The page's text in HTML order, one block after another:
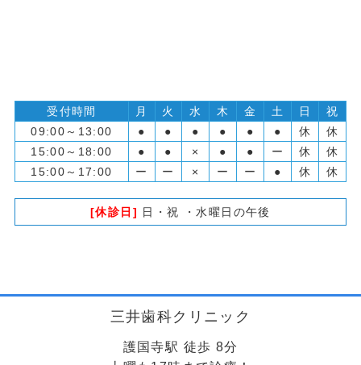
受付時間 月 火 水 木 金 土 日
祝
09:00～13:00
● ● ● ● ● ● 休
休
15:00～18:00
● ● × ● ● ー 休
休
15:00～17:00
ー ー × ー ー ● 休 休
[休診日] 日・祝 ・水曜日の午後
三井歯科クリニック
護国寺駅 徒歩 8分